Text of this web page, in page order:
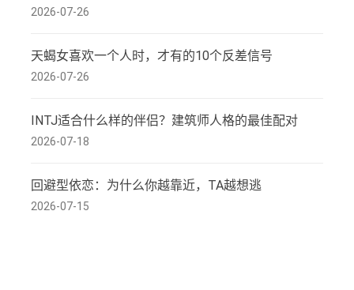
2026-07-26
天蝎女喜欢一个人时，才有的10个反差信号
2026-07-26
INTJ适合什么样的伴侣？建筑师人格的最佳配对
2026-07-18
回避型依恋：为什么你越靠近，TA越想逃
2026-07-15